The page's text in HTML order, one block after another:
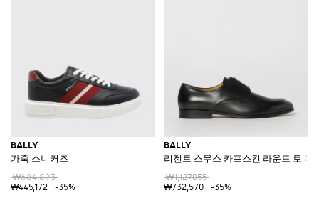
BALLY
가죽 스니커즈
₩684,893
₩445,172
-35%
BALLY
리젠트 스무스 카프스킨 라운드 토 더
₩1,127,055
₩732,570
-35%